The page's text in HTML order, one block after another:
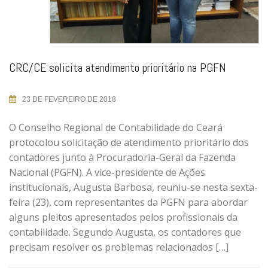
CRC/CE solicita atendimento prioritário na PGFN
23 DE FEVEREIRO DE 2018
O Conselho Regional de Contabilidade do Ceará
protocolou solicitação de atendimento prioritário dos
contadores junto à Procuradoria-Geral da Fazenda
Nacional (PGFN). A vice-presidente de Ações
institucionais, Augusta Barbosa, reuniu-se nesta sexta-
feira (23), com representantes da PGFN para abordar
alguns pleitos apresentados pelos profissionais da
contabilidade. Segundo Augusta, os contadores que
precisam resolver os problemas relacionados […]